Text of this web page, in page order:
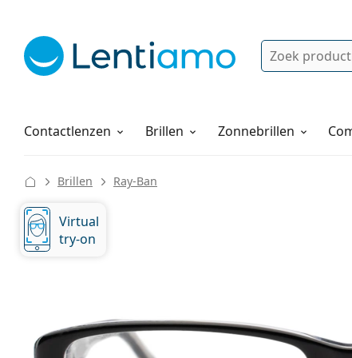
Zoek
Contactlenzen
Lenzenvloeistoffen Brillen Zonnebrillen
Hoe bestellen
Brillen Ray-Ban
Virtual
try-on